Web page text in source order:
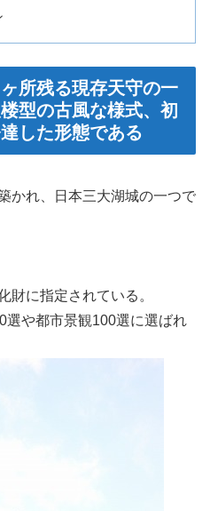
所残る現存天守の一
型の古風な様式、初
した形態である
かれ、日本三大湖城の一つで
財に指定されている。
選や都市景観100選に選ばれ